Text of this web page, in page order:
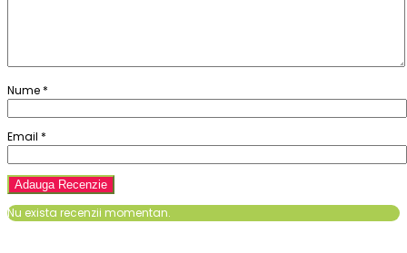
Nume *
Email *
Nu exista recenzii momentan.